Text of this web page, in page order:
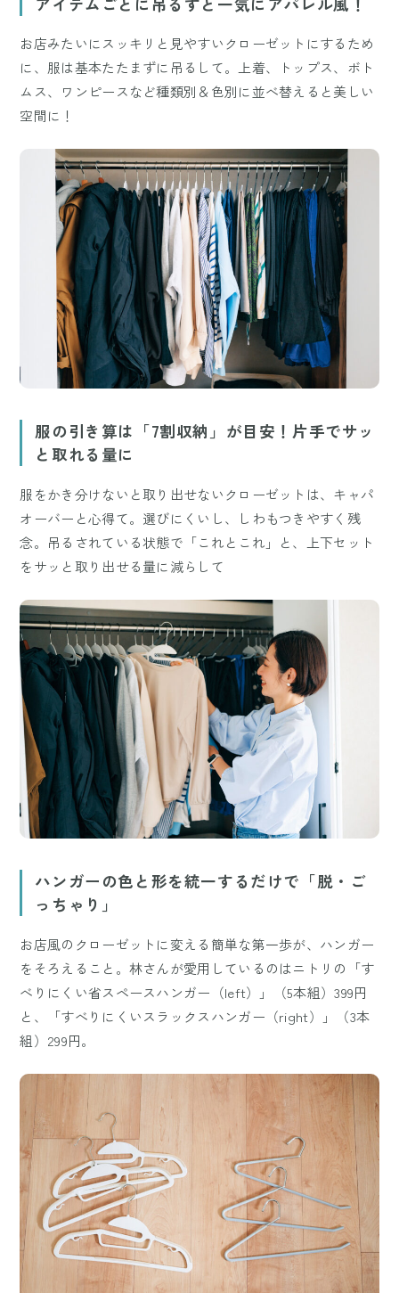
お店みたいにスッキリと見やすいクローゼットにするため
に、服は基本たたまずに吊るして。上着、トップス、ボト
ムス、ワンピースなど種類別＆色別に並べ替えると美しい
空間に！
服の引き算は「7割収納」が目安！片手でサッ
と取れる量に
服をかき分けないと取り出せないクローゼットは、キャパ
オーバーと心得て。選びにくいし、しわもつきやすく残
念。吊るされている状態で「これとこれ」と、上下セット
をサッと取り出せる量に減らして
ハンガーの色と形を統一するだけで「脱・ご
っちゃり」
お店風のクローゼットに変える簡単な第一歩が、ハンガー
をそろえること。林さんが愛用しているのはニトリの「す
べりにくい省スペースハンガー（left）」（5本組）399円
と、「すべりにくいスラックスハンガー（right）」（3本
組）299円。